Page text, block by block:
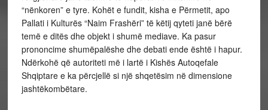
“nënkoren” e tyre. Kohët e fundit, kisha e Përmetit, apo
Pallati i Kulturës “Naim Frashëri” të këtij qyteti janë bërë
temë e ditës dhe objekt i shumë mediave. Ka pasur
prononcime shumëpalëshe dhe debati ende është i hapur.
Ndërkohë që autoriteti më i lartë i Kishës Autoqefale
Shqiptare e ka përcjellë si një shqetësim në dimensione
jashtëkombëtare.